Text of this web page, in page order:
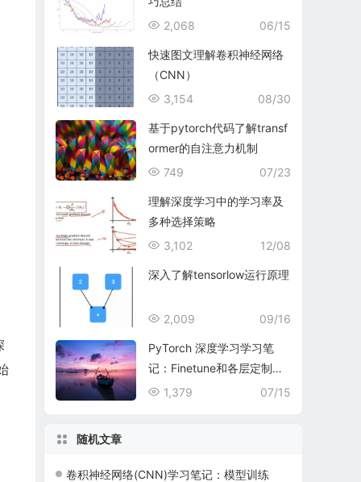
06/15
2,068
快速图文理解卷积神经网络
（CNN）
08/30
3,154
基于pytorch代码了解transf
ormer的自注意力机制
07/23
749
理解深度学习中的学习率及
多种选择策略
12/08
3,102
深入了解tensorlow运行原理
09/16
2,009
PyTorch 深度学习学习笔
记：Finetune和各层定制学
习率
07/15
1,379
随机文章
卷积神经网络(CNN)学习笔记：模型训练